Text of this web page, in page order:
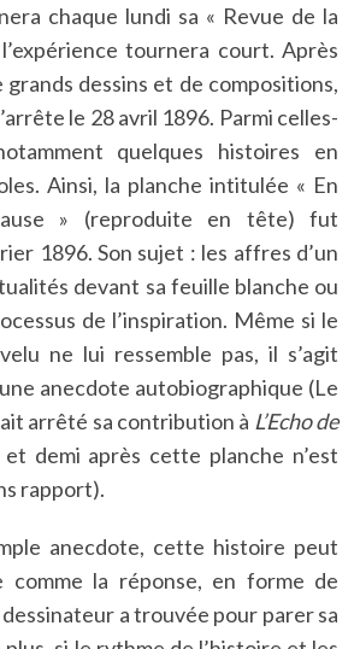
chaque lundi sa « Revue de la
tournera court. Après
grands dessins et de compositions,
le 28 avril 1896. Parmi celles-
quelques histoires en
Ainsi, la planche intitulée « En
» (reproduite en tête) fut
1896. Son sujet : les affres d’un
devant sa feuille blanche ou
de l’inspiration. Même si le
ne lui ressemble pas, il s’agit
anecdote autobiographique (Le
arrêté sa contribution à L’Echo de
demi après cette planche n’est
rapport).
anecdote, cette histoire peut
la réponse, en forme de
a trouvée pour parer sa